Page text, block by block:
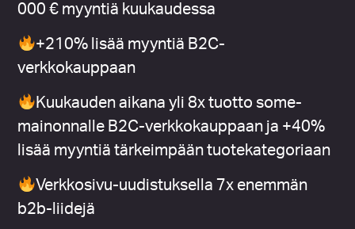
000 € myyntiä kuukaudessa
+210% lisää myyntiä B2C-
verkkokauppaan
Kuukauden aikanayli 8x tuotto some-
mainonnalle B2C-verkkokauppaan ja +40%
lisää myyntiä tärkeimpään tuotekategoriaan
Verkkosivu-uudistuksella 7x enemmän
b2b-liidejä